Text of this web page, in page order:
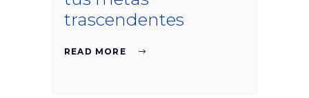
trascendentes
READ MORE